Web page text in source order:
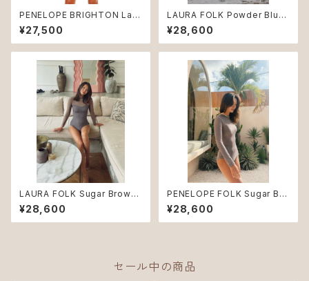
PENELOPE BRIGHTON Lan
d ♻︎
¥27,500
LAURA FOLK Powder Blue
♻︎
¥28,600
LAURA FOLK Sugar Brown
NUDE ♻︎
¥28,600
PENELOPE FOLK Sugar Bro
wn ♻︎
¥28,600
セール中の商品